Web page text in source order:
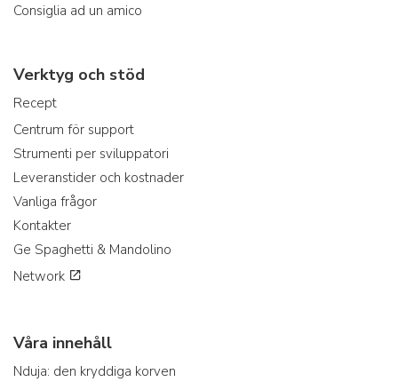
Consiglia ad un amico
Verktyg och stöd
Recept
Centrum för support
Strumenti per sviluppatori
Leveranstider och kostnader
Vanliga frågor
Kontakter
Ge Spaghetti & Mandolino
Network
Våra innehåll
Nduja: den kryddiga korven